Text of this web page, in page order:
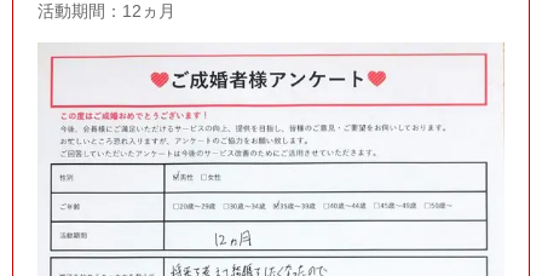
活動期間：12ヵ月